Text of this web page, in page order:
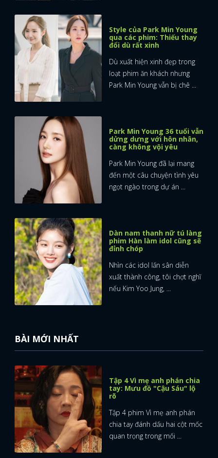
Style của Park Min Young
qua các phim: Thiếu thay
đổi dù rất xinh
Dù xuất hiện xinh đẹp trong
loạt phim ăn khách nhưng
Park Min Young vẫn bị chê ...
Park Min Young 36 tuổi vẫn
dửng dưng với hôn nhân,
càng không vội yêu
Park Min Young đã lại mang
đến một câu chuyện tình yêu
ngọt ngào trong dự án ...
Dàn nam thanh nữ tú làng
phim Hàn làm idol cũng sẽ
đỉnh chóp
Nhìn các idol lấn sân diễn
xuất thành công, tôi chợt nghĩ
nếu Kim Yoo Jung, ...
BÀI MỚI NHẤT
Tập 4 Vì mẹ anh phán chia
tay: Mưu đồ "Cậu Sáu" lộ
rõ
Tập 4 phim Vì mẹ anh phán
chia tay đánh dấu hai cột mốc
quan trọng trong mối ...